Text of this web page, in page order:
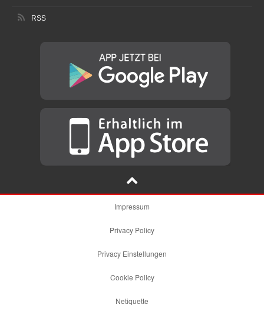
RSS
Impressum
Privacy Policy
Privacy Einstellungen
Cookie Policy
Netiquette